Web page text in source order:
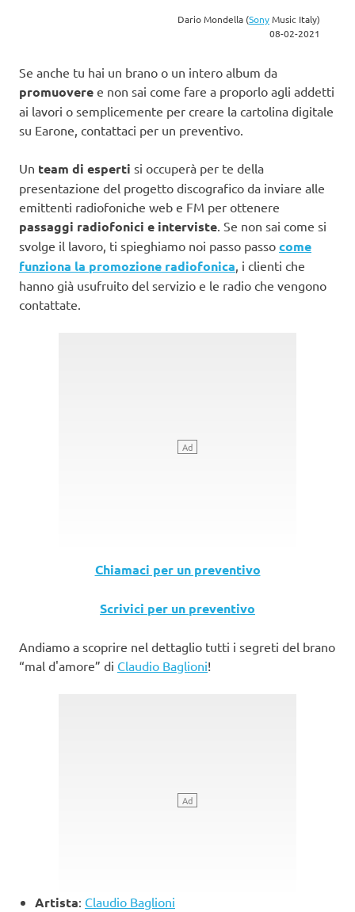
Dario Mondella (SonyMusic Italy)
08-02-2021
Se anche tu hai un brano o un intero album da
promuovere e non sai come fare a proporlo agli addetti
ai lavori o semplicemente per creare la cartolina digitale
su Earone, contattaci per un preventivo.
Un team di esperti si occuperà per te della
presentazione del progetto discografico da inviare alle
emittenti radiofoniche web e FM per ottenere
passaggi radiofonici e interviste. Se non sai come si
svolge il lavoro, ti spieghiamo noi passo passo come
funziona la promozione radiofonica, i clienti che
hanno già usufruito del servizio e le radio che vengono
contattate.
Chiamaci per un preventivo
Scrivici per un preventivo
Andiamo a scoprire nel dettaglio tutti i segreti del brano
“mal d'amore” di Claudio Baglioni!
Artista: Claudio Baglioni